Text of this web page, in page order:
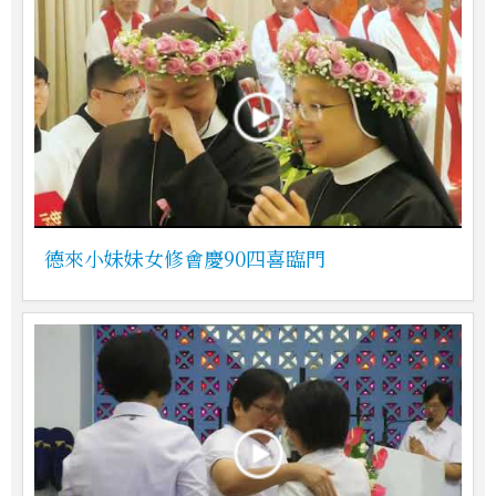
德來小妹妹女修會慶90四喜臨門